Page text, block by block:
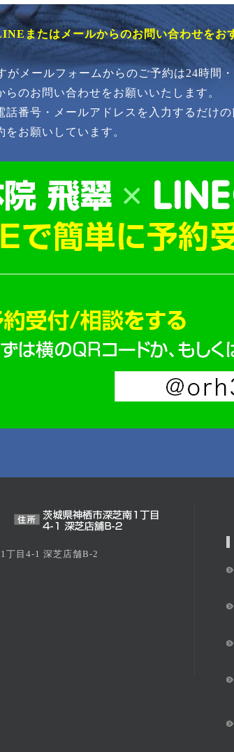
またはメールからのお問い合わせをお
メールフォームからのご予約は24時間
のお問い合わせをお願いいたします。
番号・メールアドレスを入力するだけ
お願いしています。
丁目4-1 深芝店舗B-2